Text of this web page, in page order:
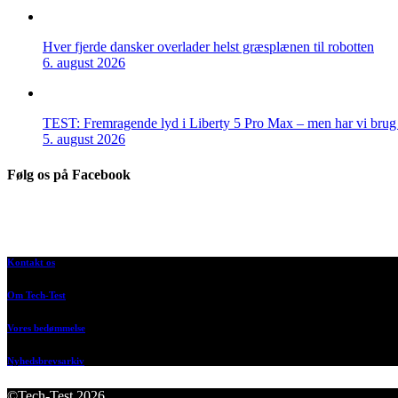
Hver fjerde dansker overlader helst græsplænen til robotten
6. august 2026
TEST: Fremragende lyd i Liberty 5 Pro Max – men har vi brug
5. august 2026
Følg os på Facebook
Kontakt os
Om Tech-Test
Vores bedømmelse
Nyhedsbrevsarkiv